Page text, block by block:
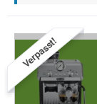
Verpasst!